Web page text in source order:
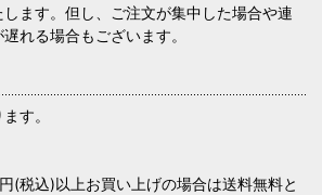
ます。但し、ご注文が集中した場合や連
れる場合もございます。
す。
(税込)以上お買い上げの場合は送料無料と